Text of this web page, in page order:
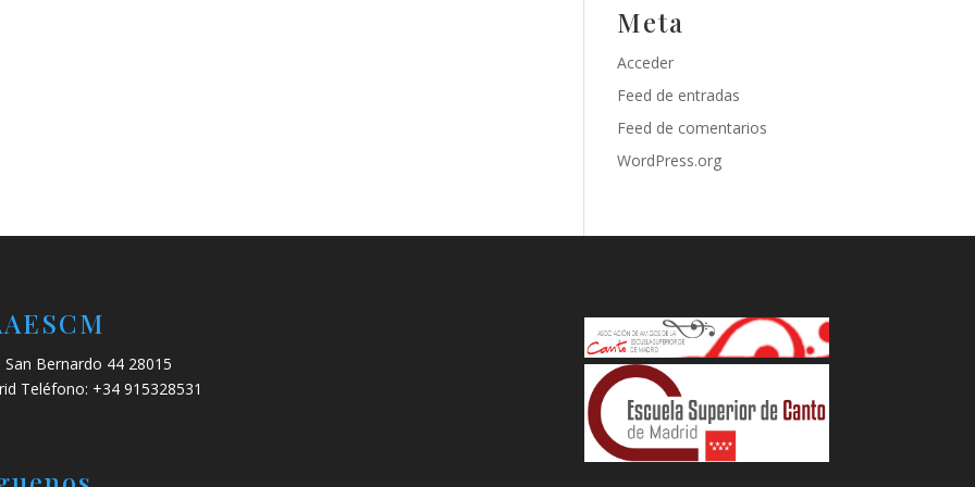
Meta
Acceder
Feed de entradas
Feed de comentarios
WordPress.org
San Bernardo 44 28015
Teléfono: +34 915328531